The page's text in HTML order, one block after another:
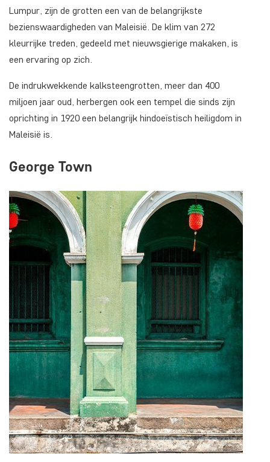
Lumpur, zijn de grotten een van de belangrijkste
bezienswaardigheden van Maleisië. De klim van 272
kleurrijke treden, gedeeld met nieuwsgierige makaken, is
een ervaring op zich.
De indrukwekkende kalksteengrotten, meer dan 400
miljoen jaar oud, herbergen ook een tempel die sinds zijn
oprichting in 1920 een belangrijk hindoeïstisch heiligdom in
Maleisië is.
George Town